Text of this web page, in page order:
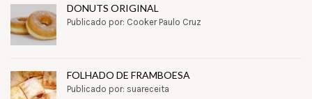
DONUTS ORIGINAL
Publicado por: Cooker Paulo Cruz
FOLHADO DE FRAMBOESA
Publicado por: suareceita